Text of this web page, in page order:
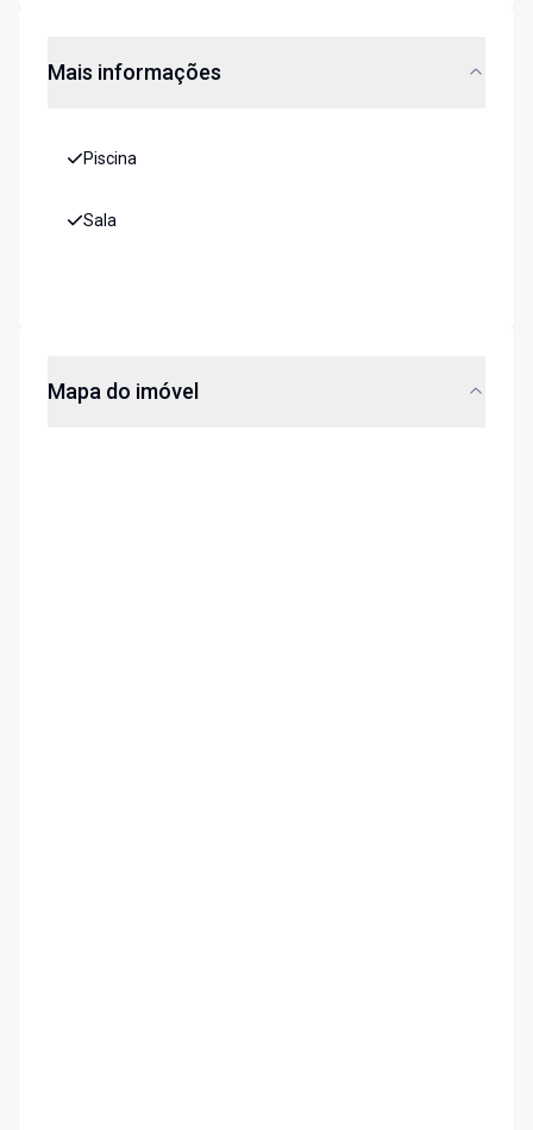
Mais informações
Piscina
Sala
Mapa do imóvel